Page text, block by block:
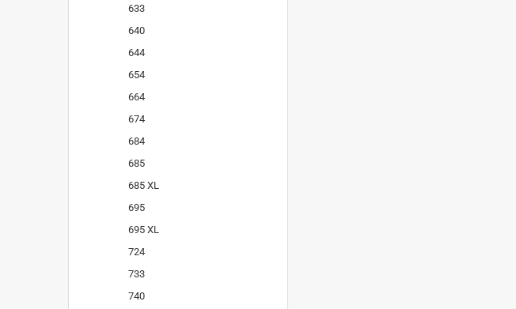
633
640
644
654
664
674
684
685
685 XL
695
695 XL
724
733
740